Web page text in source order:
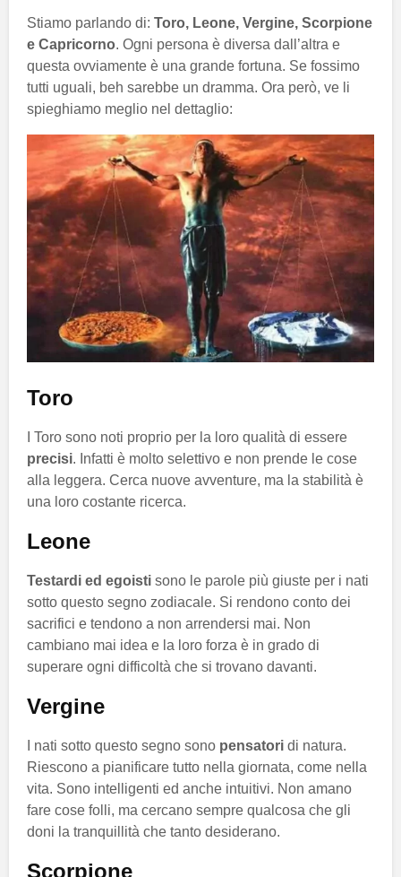
Stiamo parlando di: Toro, Leone, Vergine, Scorpione
e Capricorno. Ogni persona è diversa dall’altra e
questa ovviamente è una grande fortuna. Se fossimo
tutti uguali, beh sarebbe un dramma. Ora però, ve li
spieghiamo meglio nel dettaglio:
Toro
I Toro sono noti proprio per la loro qualità di essere
precisi. Infatti è molto selettivo e non prende le cose
alla leggera. Cerca nuove avventure, ma la stabilità è
una loro costante ricerca.
Leone
Testardi ed egoisti sono le parole più giuste per i nati
sotto questo segno zodiacale. Si rendono conto dei
sacrifici e tendono a non arrendersi mai. Non
cambiano mai idea e la loro forza è in grado di
superare ogni difficoltà che si trovano davanti.
Vergine
I nati sotto questo segno sono pensatori di natura.
Riescono a pianificare tutto nella giornata, come nella
vita. Sono intelligenti ed anche intuitivi. Non amano
fare cose folli, ma cercano sempre qualcosa che gli
doni la tranquillità che tanto desiderano.
Scorpione